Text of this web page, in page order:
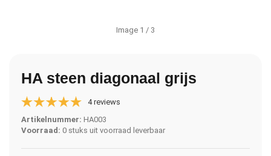
Image 1 / 3
HA steen diagonaal grijs
4 reviews
Artikelnummer: HA003
Voorraad: 0 stuks uit voorraad leverbaar